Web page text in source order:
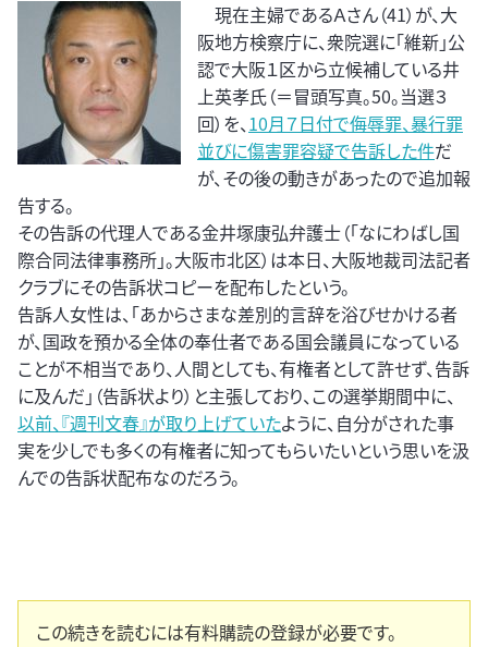
現在主婦であるＡさん（41）が、大
阪地方検察庁に、衆院選に「維新」公
認で大阪１区から立候補している井
上英孝氏（＝冒頭写真。50。当選３
回）を、10月７日付で侮辱罪、暴行罪
並びに傷害罪容疑で告訴した件だ
が、その後の動きがあったので追加報
告する。
その告訴の代理人である金井塚康弘弁護士（「なにわばし国
際合同法律事務所」。大阪市北区）は本日、大阪地裁司法記者
クラブにその告訴状コピーを配布したという。
告訴人女性は、「あからさまな差別的言辞を浴びせかける者
が、国政を預かる全体の奉仕者である国会議員になっている
ことが不相当であり、人間としても、有権者として許せず、告訴
に及んだ」（告訴状より）と主張しており、この選挙期間中に、
以前、『週刊文春』が取り上げていたように、自分がされた事
実を少しでも多くの有権者に知ってもらいたいという思いを汲
んでの告訴状配布なのだろう。
この続きを読むには有料購読の登録が必要です。